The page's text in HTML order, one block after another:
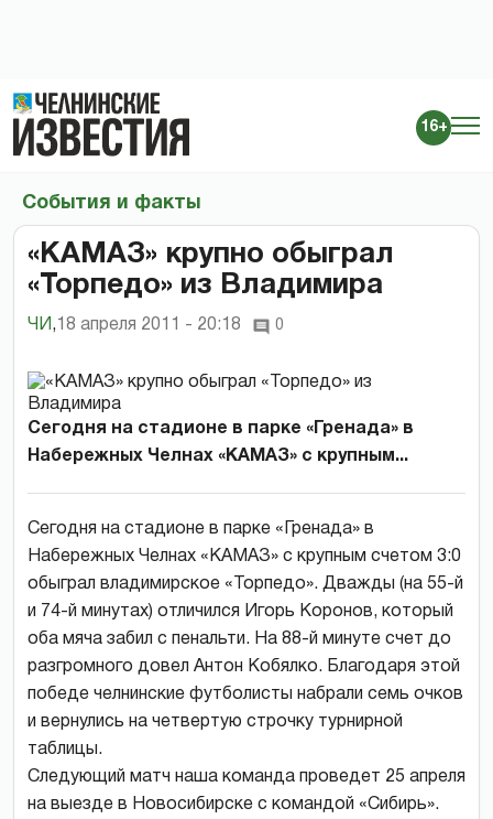
16+
События и факты
«КАМАЗ» крупно обыграл
«Торпедо» из Владимира
ЧИ , 18 апреля 2011 - 20:18 0
Сегодня на стадионе в парке «Гренада» в
Набережных Челнах «КАМАЗ» с крупным...
Сегодня на стадионе в парке «Гренада» в
Набережных Челнах «КАМАЗ» с крупным счетом 3:0
обыграл владимирское «Торпедо». Дважды (на 55-й
и 74-й минутах) отличился Игорь Коронов, который
оба мяча забил с пенальти. На 88-й минуте счет до
разгромного довел Антон Кобялко. Благодаря этой
победе челнинские футболисты набрали семь очков
и вернулись на четвертую строчку турнирной
таблицы.
Следующий матч наша команда проведет 25 апреля
на выезде в Новосибирске с командой «Сибирь».